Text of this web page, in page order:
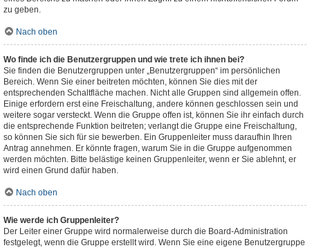
zu geben.
Nach oben
Wo finde ich die Benutzergruppen und wie trete ich ihnen bei?
Sie finden die Benutzergruppen unter „Benutzergruppen“ im persönlichen
Bereich. Wenn Sie einer beitreten möchten, können Sie dies mit der
entsprechenden Schaltfläche machen. Nicht alle Gruppen sind allgemein offen.
Einige erfordern erst eine Freischaltung, andere können geschlossen sein und
weitere sogar versteckt. Wenn die Gruppe offen ist, können Sie ihr einfach durch
die entsprechende Funktion beitreten; verlangt die Gruppe eine Freischaltung,
so können Sie sich für sie bewerben. Ein Gruppenleiter muss daraufhin Ihren
Antrag annehmen. Er könnte fragen, warum Sie in die Gruppe aufgenommen
werden möchten. Bitte belästige keinen Gruppenleiter, wenn er Sie ablehnt, er
wird einen Grund dafür haben.
Nach oben
Wie werde ich Gruppenleiter?
Der Leiter einer Gruppe wird normalerweise durch die Board-Administration
festgelegt, wenn die Gruppe erstellt wird. Wenn Sie eine eigene Benutzergruppe